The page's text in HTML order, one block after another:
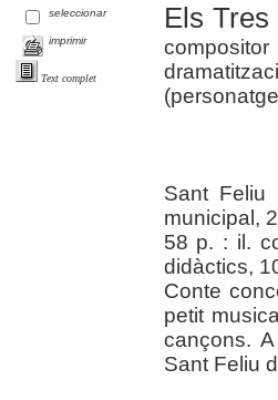
seleccionar
imprimir
Text complet
Els
Sant Feliu
municipal,
58 p. : il.
didàctics,
Conte
petit
cançons.
Sant Feliu